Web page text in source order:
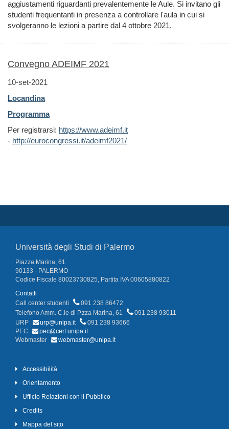
aggiustamenti riguardanti prevalentemente le Aule. Si invitano gli
studenti frequentanti in presenza a controllare l'aula in cui si
svolgeranno le lezioni a partire dal 4 ottobre 2021.
Convegno ADEIMF 2021
10-set-2021
Locandina
Programma
Per registrarsi: https://www.adeimf.it
- http://eurocongressi.it/adeimf2021/
Università degli Studi di Palermo
Piazza Marina, 61
90133 - PALERMO
Codice Fiscale 80023730825, Partita IVA 00605880822
Contatti
Call center studenti
091 238 86472
Telefono Amm. C.le di P.zza Marina, 61
091 238 93011
URP
urp@unipa.it
091 238 93666
PEC
pec@cert.unipa.it
Webmaster
webmaster@unipa.it
Accessibilità
Orientamento
Ufficio Relazioni con il Pubblico
Credits
Mappa del sito